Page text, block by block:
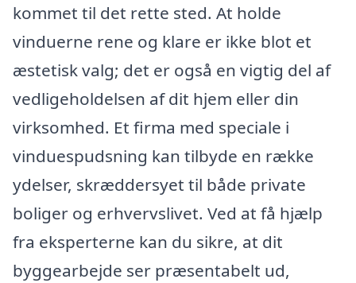
kommet til det rette sted. At holde
vinduerne rene og klare er ikke blot et
æstetisk valg; det er også en vigtig del af
vedligeholdelsen af dit hjem eller din
virksomhed. Et firma med speciale i
vinduespudsning kan tilbyde en række
ydelser, skræddersyet til både private
boliger og erhvervslivet. Ved at få hjælp
fra eksperterne kan du sikre, at dit
byggearbejde ser præsentabelt ud,